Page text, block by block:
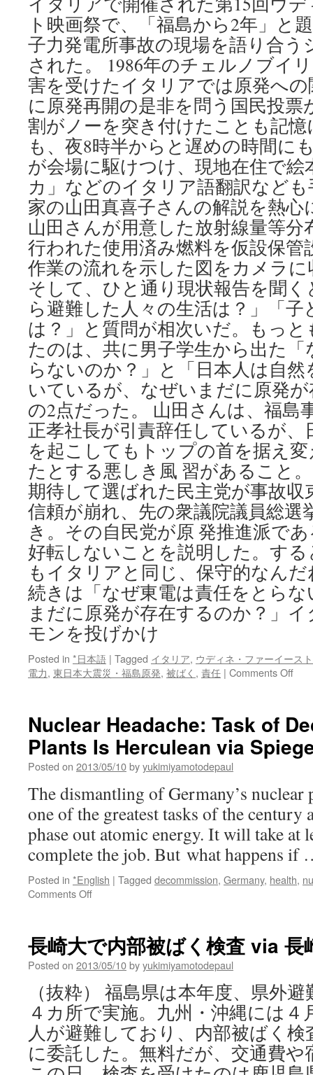
を
描
い
た
キ
ュ
メ
ン
タ
リ
ー
が
満
員
の
初
日…
出
演
「皆
さ
に
会
い
た
い」
と
境
を
吐
露
via
シ
ネ
マ
ト
ゥ
デ
イ
ト映画祭で、「福島から2年」と
子力発電所事故の現場を語り合
された。 1986年のチェルノブイ
害を受けたイタリアでは原発への
に原発再開の是非を問う国民投票
割がノーを突き付けたことも記
も、夜8時半からと遅めの時間に
が会場に駆けつけ、現地在住で
カ」などのイタリア語翻訳など
家の山田真喜子さんの解説を熱心
山田さんが用意した放射線量等
行われた使用済み燃料を仮設保管
作業の流れを示した図をカメラ
そして、ひと通り現状報告を聞
ら避難した人々の生活は？」「
は？」と質問が相次いだ。もっ
たのは、共に男子学生から出た
らないのか？」と「日本人は自
いているが、なぜいまだに原発
の2点だった。 山田さんは、福島
正孝社長が引責辞任しているが、
を起こしてもトップの首を据え
たとする悪しき風 習があること
期待して選ばれた民主党が事故収
信頼が崩れ、先の衆議院議員総選
き。その自民党が原 発推進派で
好転しないことを説明した。す
もイタリアと同じ、保守的なん
続きは「なぜ東電は責任をとら
まだに原発が存在するのか？」
モンを投げかけ
Posted in *日本語 | Tagged イタリア, ウディネ・ファーイース
電力, 東日本大震災・福島原発, 被ばく , 責任 | Comments Offon
電
は
責
と
ら
な
い
の
「な
だ
に
が
存
在
す
る
の
Nuclear Headache: Task of
Plants Is Herculean via
Posted on 2013/05/10byyukimiyamotodepaul
The dismantling of Germany’s nuclear
one of the greatest tasks of the century
phase out atomic energy. It will take at
complete the job. But what happens
Posted in *English | Tagged decommission, Germany, health,
Comments Offon
of
Decommissioning
Herculean
via
Spiegel
online
長崎大で内部被ばく検査 via 長
Posted on 2013/05/10byyukimiyamotodepaul
（抜粋） 福島県は本年度、県外
４カ所で実施。九州・沖縄には４
人が避難しており、内部被ばく
に委託した。無料だが、交通費や